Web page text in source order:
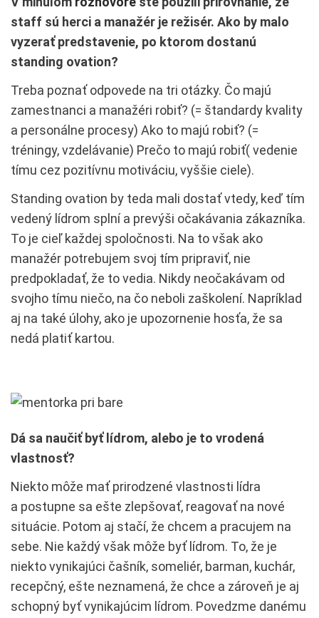
staff sú herci a manažér je režisér. Ako by malo
vyzerať predstavenie, po ktorom dostanú
standing ovation?
Treba poznať odpovede na tri otázky. Čo majú
zamestnanci a manažéri robiť? (= štandardy kvality
a personálne procesy) Ako to majú robiť? (=
tréningy, vzdelávanie) Prečo to majú robiť( vedenie
tímu cez pozitívnu motiváciu, vyššie ciele).
Standing ovation by teda mali dostať vtedy, keď tím
vedený lídrom splní a prevýši očakávania zákazníka.
To je cieľ každej spoločnosti. Na to však ako
manažér potrebujem svoj tím pripraviť, nie
predpokladať, že to vedia. Nikdy neočakávam od
svojho tímu niečo, na čo neboli zaškolení. Napríklad
aj na také úlohy, ako je upozornenie hosťa, že sa
nedá platiť kartou.
Dá sa naučiť byť lídrom, alebo je to vrodená
vlastnosť?
Niekto môže mať prirodzené vlastnosti lídra
a postupne sa ešte zlepšovať, reagovať na nové
situácie. Potom aj stačí, že chcem a pracujem na
sebe. Nie každý však môže byť lídrom. To, že je
niekto vynikajúci čašník, someliér, barman, kuchár,
recepčný, ešte neznamená, že chce a zároveň je aj
schopný byť vynikajúcim lídrom. Povedzme danému